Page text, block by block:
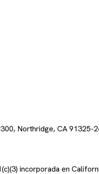
Northridge, CA 91325-
incorporada en